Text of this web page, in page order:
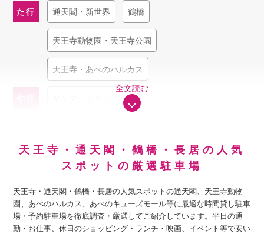
全文読む
た行 通天閣・新世界 鶴橋
天王寺動物園・天王寺公園
天王寺・あべのハルカス
ヤンマースタジアム長居
天王寺・通天閣・鶴橋・長居の人気
スポットの厳選駐車場
天王寺・通天閣・鶴橋・長居の人気スポットの通天閣、天王寺動物
園、あべのハルカス、あべのキューズモール等に最適な時間貸し駐車
場・予約駐車場を徹底調査・厳選してご紹介しています。平日の通
勤・お仕事、休日のショッピング・ランチ・映画、イベント等で安い